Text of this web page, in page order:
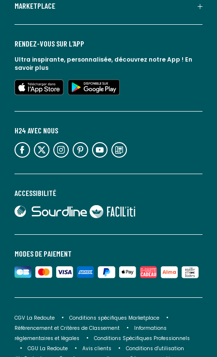
MARKETPLACE
MODES DE PAIEMENT
ACCESSIBILITÉ
lien vers Sourdline
lien vers Faciliti
H24 AVEC NOUS
lien vers l'espace réseaux sociaux lien vers l'espace réseaux sociaux lien vers l'espace réseaux sociaux lien vers l'espace réseaux sociaux lien vers l'espace réseaux sociaux lien vers le blog la redoute
RENDEZ-VOUS SUR L'APP
Ultra inspirante, personnalisée, découvrez notre App ! En
savoir plus
lien vers l'app store
lien vers google play
CGV La Redoute
Conditions spécifiques Marketplace
Référencement et Critères de Classement
Informations
réglementaires et légales
Conditions Spécifiques Professionnels
CGU La Redoute
Avis clients
Conditions d'utilisation